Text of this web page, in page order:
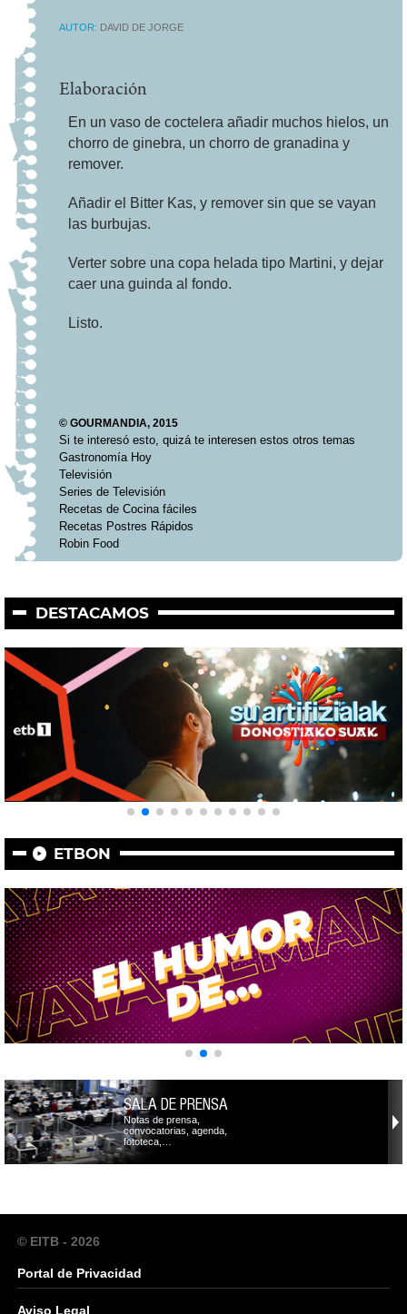
AUTOR: DAVID DE JORGE
Elaboración
En un vaso de coctelera añadir muchos hielos, un
chorro de ginebra, un chorro de granadina y
remover.
Añadir el Bitter Kas, y remover sin que se vayan
las burbujas.
Verter sobre una copa helada tipo Martini, y dejar
caer una guinda al fondo.
Listo.
© GOURMANDIA, 2015
Si te interesó esto, quizá te interesen estos otros temas
Gastronomía Hoy
Televisión
Series de Televisión
Recetas de Cocina fáciles
Recetas Postres Rápidos
Robin Food
DESTACAMOS
ETBON
SALA DE PRENSA
Notas de prensa,
convocatorias, agenda,
fototeca,…
© EITB - 2026
Portal de Privacidad
Aviso Legal